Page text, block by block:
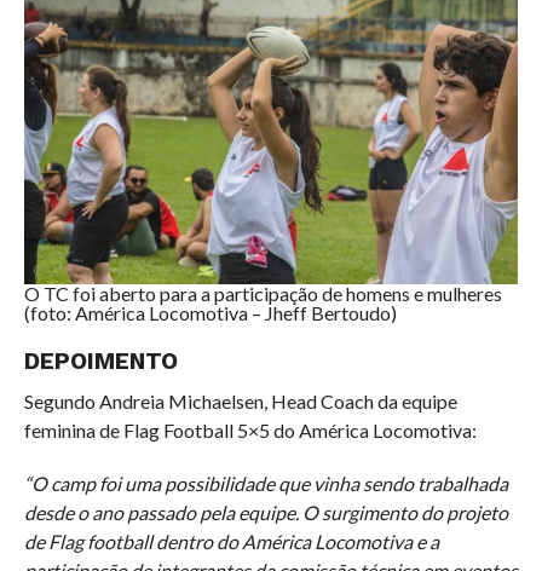
O TC foi aberto para a participação de homens e mulheres
(foto: América Locomotiva – Jheff Bertoudo)
DEPOIMENTO
Segundo Andreia Michaelsen, Head Coach da equipe
feminina de Flag Football 5×5 do América Locomotiva:
“O camp foi uma possibilidade que vinha sendo trabalhada
desde o ano passado pela equipe. O surgimento do projeto
de Flag football dentro do América Locomotiva e a